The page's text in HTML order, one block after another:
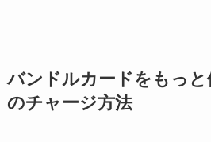
バンドルカードをもっ
のチャージ方法